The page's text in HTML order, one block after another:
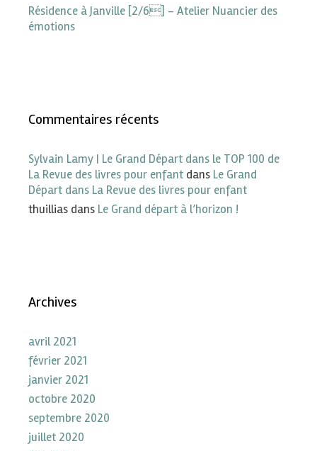
Résidence à Janville [2/6] – Atelier Nuancier des
émotions
Commentaires récents
Sylvain Lamy | Le Grand Départ dans le TOP 100 de
La Revue des livres pour enfant dans Le Grand
Départ dans La Revue des livres pour enfant
thuillias dans Le Grand départ à l’horizon !
Archives
avril 2021
février 2021
janvier 2021
octobre 2020
septembre 2020
juillet 2020